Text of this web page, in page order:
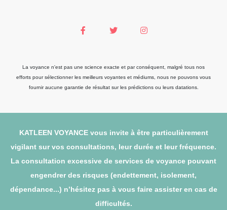
La voyance n'est pas une science exacte et par conséquent, malgré tous nos
efforts pour sélectionner les meilleurs voyantes et médiums, nous ne pouvons vous
fournir aucune garantie de résultat sur les prédictions ou leurs datations.
KATLEEN VOYANCE vous invite à être particulièrement
vigilant sur vos consultations, leur durée et leur fréquence.
La consultation excessive de services de voyance pouvant
engendrer des risques (endettement, isolement,
dépendance...) n’hésitez pas à vous faire assister en cas de
difficultés.